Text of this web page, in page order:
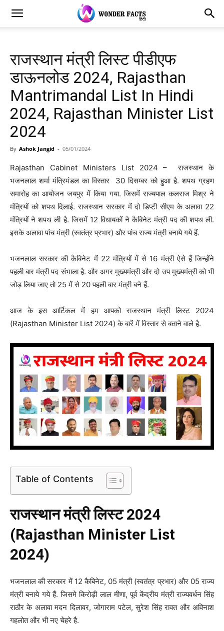
राजस्थान मंत्री लिस्ट पीडीएफ
डाऊनलोड 2024, Rajasthan
Mantrimandal List In Hindi
2024, Rajasthan Minister List
2024
By Ashok Jangid - 05/01/2024
Rajasthan Cabinet Ministers List 2024 – राजस्थान के
भजनलाल शर्मा मंत्रिमंडल का विस्तार 30 दिसम्बर को हुआ है. शपथ ग्रहण
समारोह का आयोजन जयपुर में किया गया. जिसमें राज्यपाल कलराज मिश्र ने
मंत्रियों को शपथ दिलाई. राजस्थान सरकार में दो डिप्टी सीएम के अलावा 22
मंत्रियों ने शपथ ली है. जिसमें 12 विधायकों ने कैबिनेट मंत्री पद की शपथ ली.
इसके अलावा पांच मंत्री (स्वतंत्र प्रभार) और पांच राज्य मंत्री बनाये गये हैं.
भजनलाल सरकार की कैबिनेट में 22 मंत्रियों में से 16 मंत्री ऐसे हैं जिन्होंने
पहली बार मंत्री पद संभाला है. और अगर मुख्यमंत्री और दो उप मुख्यमंत्री को भी
जोड़ लिया जाए तो 25 में से 20 पहली बार मंत्री बने हैं.
आज के इस आर्टिकल में हम आपको राजस्थान मंत्री लिस्ट 2024
(Rajasthan Minister List 2024) के बारें में विस्तार से बताने वाले है.
Table of Contents
राजस्थान मंत्री लिस्ट 2024
(Rajasthan Minister List
2024)
भजनलाल की सरकार में 12 कैबिनेट, 05 मंत्री (स्वतंत्र प्रभार) और 05 राज्य
मंत्री बनाये गये हैं. जिसमे किरोड़ी लाल मीणा, पूर्व केंद्रीय मंत्री राज्यवर्धन सिंह
राठौर के अलावा मदन दिलावर, जोगाराम पटेल, सुरेश सिंह रावत और अविनाश
गहलोत और भी नए चेहरे है.